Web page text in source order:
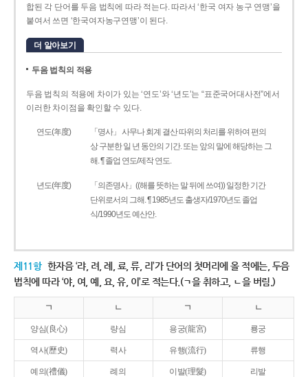
합된 각 단어를 두음 법칙에 따라 적는다. 따라서 ‘한국 여자 농구 연맹’을
붙여서 쓰면 ‘한국여자농구연맹’이 된다.
더 알아보기
두음 법칙의 적용
두음 법칙의 적용에 차이가 있는 ‘연도’와 ‘년도’는 “표준국어대사전”에서
이러한 차이점을 확인할 수 있다.
연도(年度)
「명사」 사무나 회계 결산 따위의 처리를 위하여 편의
상 구분한 일 년 동안의 기간. 또는 앞의 말에 해당하는 그
해. ¶ 졸업 연도/제작 연도.
년도(年度)
「의존명사」((해를 뜻하는 말 뒤에 쓰여)) 일정한 기간
단위로서의 그해. ¶ 1985년도 출생자/1970년도 졸업
식/1990년도 예산안.
제11항 한자음 ‘랴, 려, 례, 료, 류, 리’가 단어의 첫머리에 올 적에는, 두음
법칙에 따라 ‘야, 여, 예, 요, 유, 이’로 적는다.(ㄱ을 취하고, ㄴ을 버림.)
ㄱ ㄴ ㄱ ㄴ
양심(良心) 량심 용궁(龍宮) 룡궁
역사(歷史) 력사 유행(流行) 류행
예의(禮儀) 례의 이발(理髮) 리발